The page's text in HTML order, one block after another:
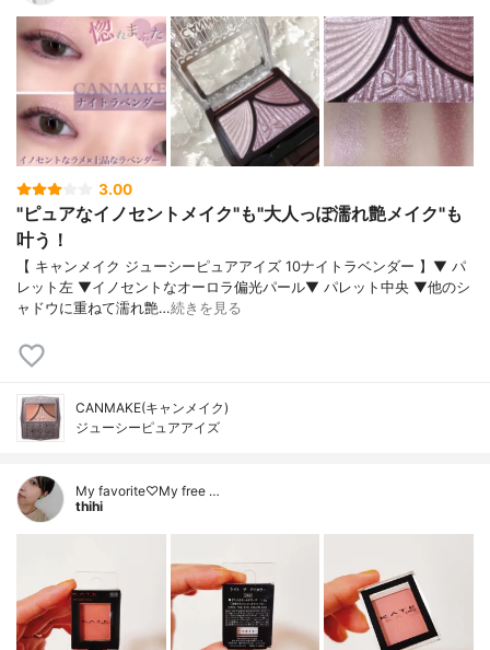
3.00
"ピュアなイノセントメイク"も"大人っぽ濡れ艶メイク"も
叶う！
【 キャンメイク ジューシーピュアアイズ 10ナイトラベンダー 】▼ パ
レット左 ▼イノセントなオーロラ偏光パール▼ パレット中央 ▼他のシ
ャドウに重ねて濡れ艶…続きを見る
CANMAKE(キャンメイク)
ジューシーピュアアイズ
My favorite♡My free …
thihi